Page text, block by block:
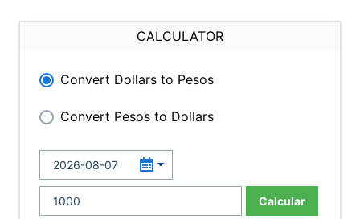
CALCULATOR
Convert Dollars to Pesos
Convert Pesos to Dollars
Calcular